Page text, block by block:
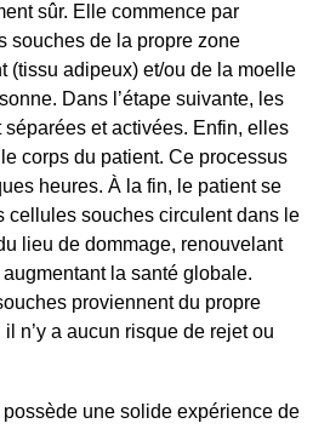
sûr. Elle commence par
souches de la propre zone
(tissu adipeux) et/ou de la moelle
Dans l’étape suivante, les
et activées. Enfin, elles
corps du patient. Ce processus
heures. À la fin, le patient se
cellules souches circulent dans le
lieu de dommage, renouvelant
la santé globale.
proviennent du propre
n’y a aucun risque de rejet ou
une solide expérience de